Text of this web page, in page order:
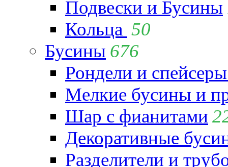
Подвески и Бусины
Кольца 50
Бусины 676
Рондели и
Мелкие бусины и
Шар с фианитами
Декоративные
Разделители и